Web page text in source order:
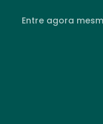
Entre agora